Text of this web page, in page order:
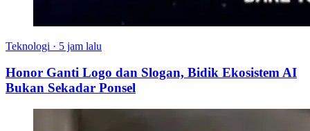
Teknologi · 5 jam lalu
Honor Ganti Logo dan Slogan, Bidik Ekosistem AI
Bukan Sekadar Ponsel